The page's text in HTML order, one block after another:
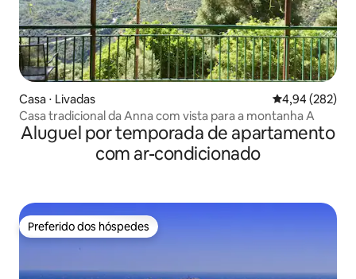
Casa ⋅ Livadas 4,94 de uma
4,94 (282)
Casa tradicional da Anna com vista para a montanha A
Aluguel por temporada de apartamento
com ar-condicionado
Preferido dos hóspedes
Preferido dos hóspedes